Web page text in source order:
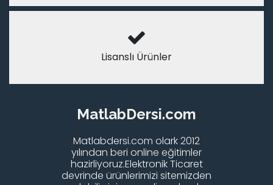
Lisanslı Ürünler
MatlabDersi.com
Matlabdersi.com olark 2012
yılından beri online eğitimler
hazirliyoruz.Elektronik Ticaret
devrinde ürünlerimizi sitemizden